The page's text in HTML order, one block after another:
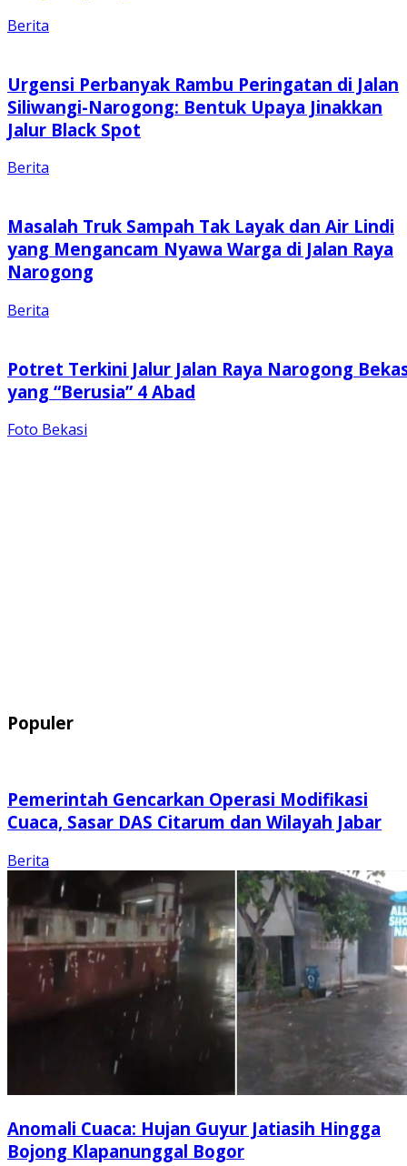
Berita
Urgensi Perbanyak Rambu Peringatan di Jalan
Siliwangi-Narogong: Bentuk Upaya Jinakkan
Jalur Black Spot
Berita
Masalah Truk Sampah Tak Layak dan Air Lindi
yang Mengancam Nyawa Warga di Jalan Raya
Narogong
Berita
Potret Terkini Jalur Jalan Raya Narogong
yang “Berusia” 4 Abad
Foto Bekasi
Populer
Pemerintah Gencarkan Operasi Modifikasi
Cuaca, Sasar DAS Citarum dan Wilayah Jabar
Berita
Anomali Cuaca: Hujan Guyur Jatiasih Hingga
Bojong Klapanunggal Bogor